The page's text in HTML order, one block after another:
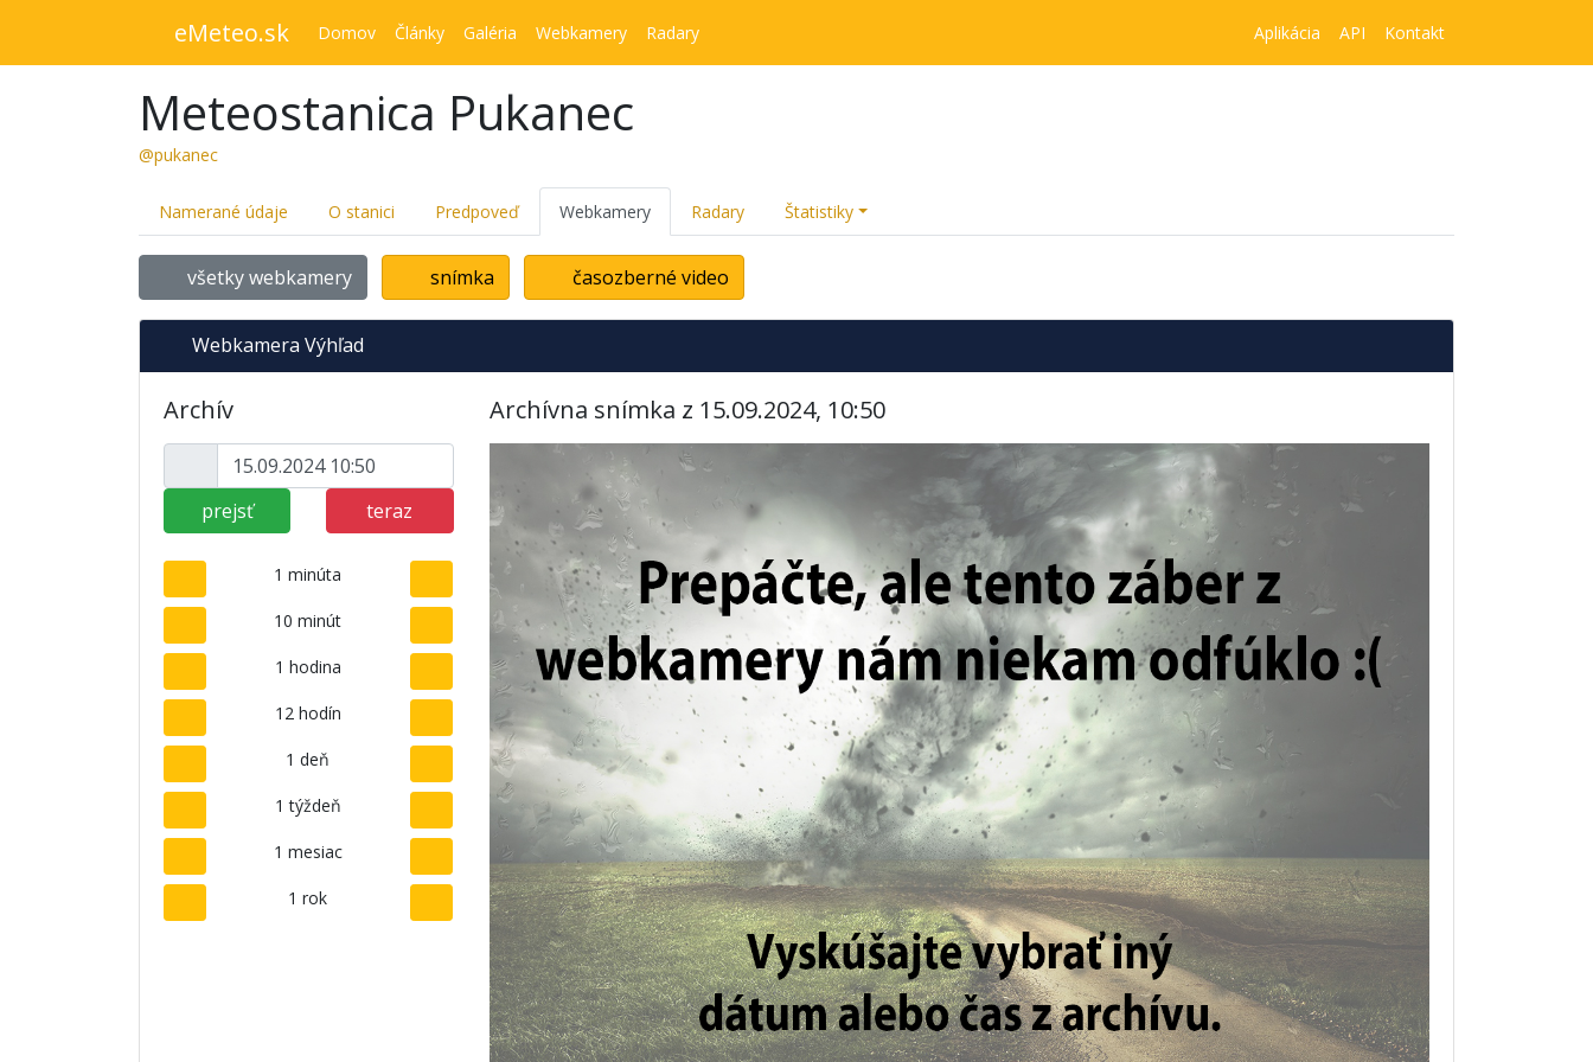
eMeteo.sk Domov Články Galéria Webkamery Radary Aplikácia API Kontakt
Meteostanica Pukanec
@pukanec
Namerané údaje O stanici Predpoveď Webkamery Radary Štatistiky
všetky webkamery snímka časozberné video
Webkamera Výhľad
Archív
prejsť teraz
1 minúta
10 minút
1 hodina
12 hodín
1 deň
1 týždeň
1 mesiac
1 rok
Archívna snímka z 15.09.2024, 10:50